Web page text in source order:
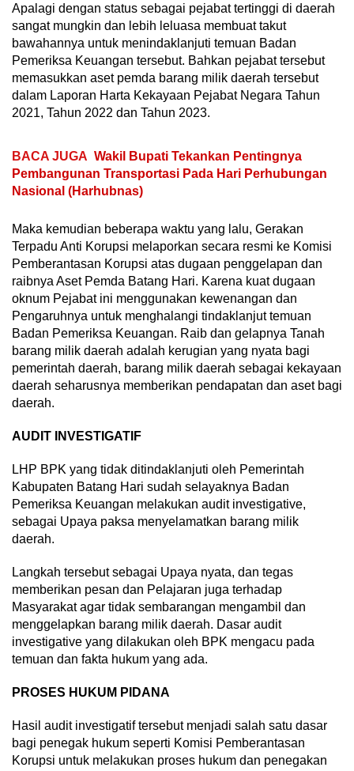
Apalagi dengan status sebagai pejabat tertinggi di daerah
sangat mungkin dan lebih leluasa membuat takut
bawahannya untuk menindaklanjuti temuan Badan
Pemeriksa Keuangan tersebut. Bahkan pejabat tersebut
memasukkan aset pemda barang milik daerah tersebut
dalam Laporan Harta Kekayaan Pejabat Negara Tahun
2021, Tahun 2022 dan Tahun 2023.
BACA JUGA Wakil Bupati Tekankan Pentingnya
Pembangunan Transportasi Pada Hari Perhubungan
Nasional (Harhubnas)
Maka kemudian beberapa waktu yang lalu, Gerakan
Terpadu Anti Korupsi melaporkan secara resmi ke Komisi
Pemberantasan Korupsi atas dugaan penggelapan dan
raibnya Aset Pemda Batang Hari. Karena kuat dugaan
oknum Pejabat ini menggunakan kewenangan dan
Pengaruhnya untuk menghalangi tindaklanjut temuan
Badan Pemeriksa Keuangan. Raib dan gelapnya Tanah
barang milik daerah adalah kerugian yang nyata bagi
pemerintah daerah, barang milik daerah sebagai kekayaan
daerah seharusnya memberikan pendapatan dan aset bagi
daerah.
AUDIT INVESTIGATIF
LHP BPK yang tidak ditindaklanjuti oleh Pemerintah
Kabupaten Batang Hari sudah selayaknya Badan
Pemeriksa Keuangan melakukan audit investigative,
sebagai Upaya paksa menyelamatkan barang milik
daerah.
Langkah tersebut sebagai Upaya nyata, dan tegas
memberikan pesan dan Pelajaran juga terhadap
Masyarakat agar tidak sembarangan mengambil dan
menggelapkan barang milik daerah. Dasar audit
investigative yang dilakukan oleh BPK mengacu pada
temuan dan fakta hukum yang ada.
PROSES HUKUM PIDANA
Hasil audit investigatif tersebut menjadi salah satu dasar
bagi penegak hukum seperti Komisi Pemberantasan
Korupsi untuk melakukan proses hukum dan penegakan